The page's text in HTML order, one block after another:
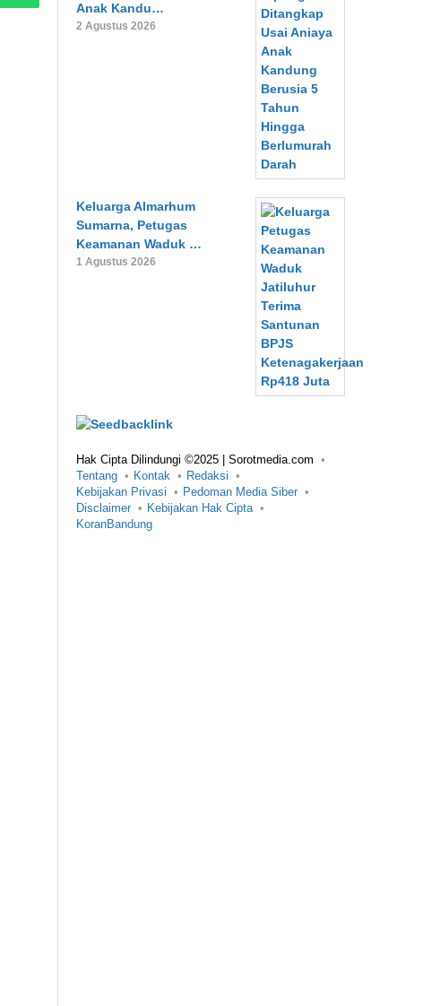
Anak Kandu…
2 Agustus 2026
Keluarga Almarhum
Sumarna, Petugas
Keamanan Waduk …
1 Agustus 2026
Hak Cipta Dilindungi ©2025 | Sorotmedia.com
Tentang
Kontak
Redaksi
Kebijakan Privasi
Pedoman Media Siber
Disclaimer
Kebijakan Hak Cipta
KoranBandung